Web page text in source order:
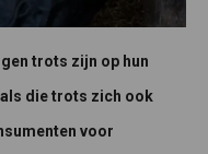
trots zijn op hun
die trots zich ook
voor